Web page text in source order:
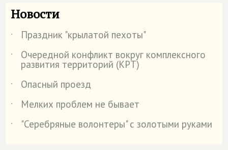
Новости
˙
Праздник "крылатой пехоты"
˙
Очередной конфликт вокруг комплексного
развития территорий (КРТ)
˙
Опасный проезд
˙
Мелких проблем не бывает
˙
"Серебряные волонтеры" с золотыми руками